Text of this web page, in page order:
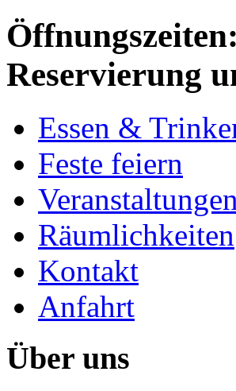
Reservierung
Essen &
Feste feiern
Veranstaltungen
Räumlichkeiten
Kontakt
Anfahrt
Über uns